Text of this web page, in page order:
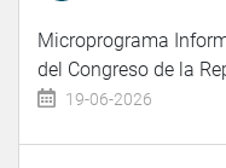
Microprograma
del Congreso de la
19-06-2026